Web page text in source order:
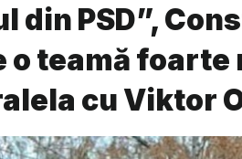
din PSD”,
o teamă
cu Viktor